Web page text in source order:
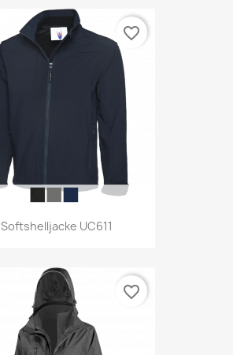
Softshelljacke UC611
favorite_border
favorite_border